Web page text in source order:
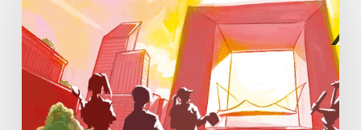
Défense
lance
«
Disparition